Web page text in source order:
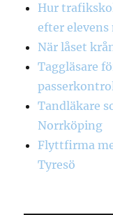
Hur
efter elevens
När låset
Taggläsare
Tandläkare
Norrköping
Flyttfirma
Tyresö